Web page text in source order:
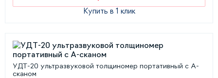
Купить в 1 клик
УДТ-20 ультразвуковой толщиномер портативный с А-
сканом